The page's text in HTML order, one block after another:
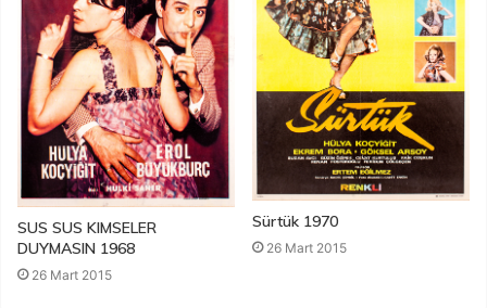
SUS SUS KIMSELER
DUYMASIN 1968
26 Mart 2015
Sürtük 1970
26 Mart 2015